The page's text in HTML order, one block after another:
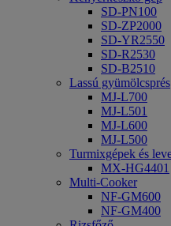
SD-PN100
SD-ZP2000
SD-YR2550
SD-R2530
SD-B2510
Lassú gyümölcsprés
MJ-L700
MJ-L501
MJ-L600
MJ-L500
Turmixgépek és
MX-HG4401
Multi-Cooker
NF-GM600
NF-GM400